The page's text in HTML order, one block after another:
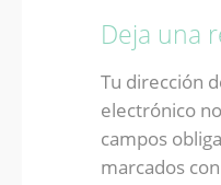
Deja una
Tu dirección
electrónico
campos
marcados con